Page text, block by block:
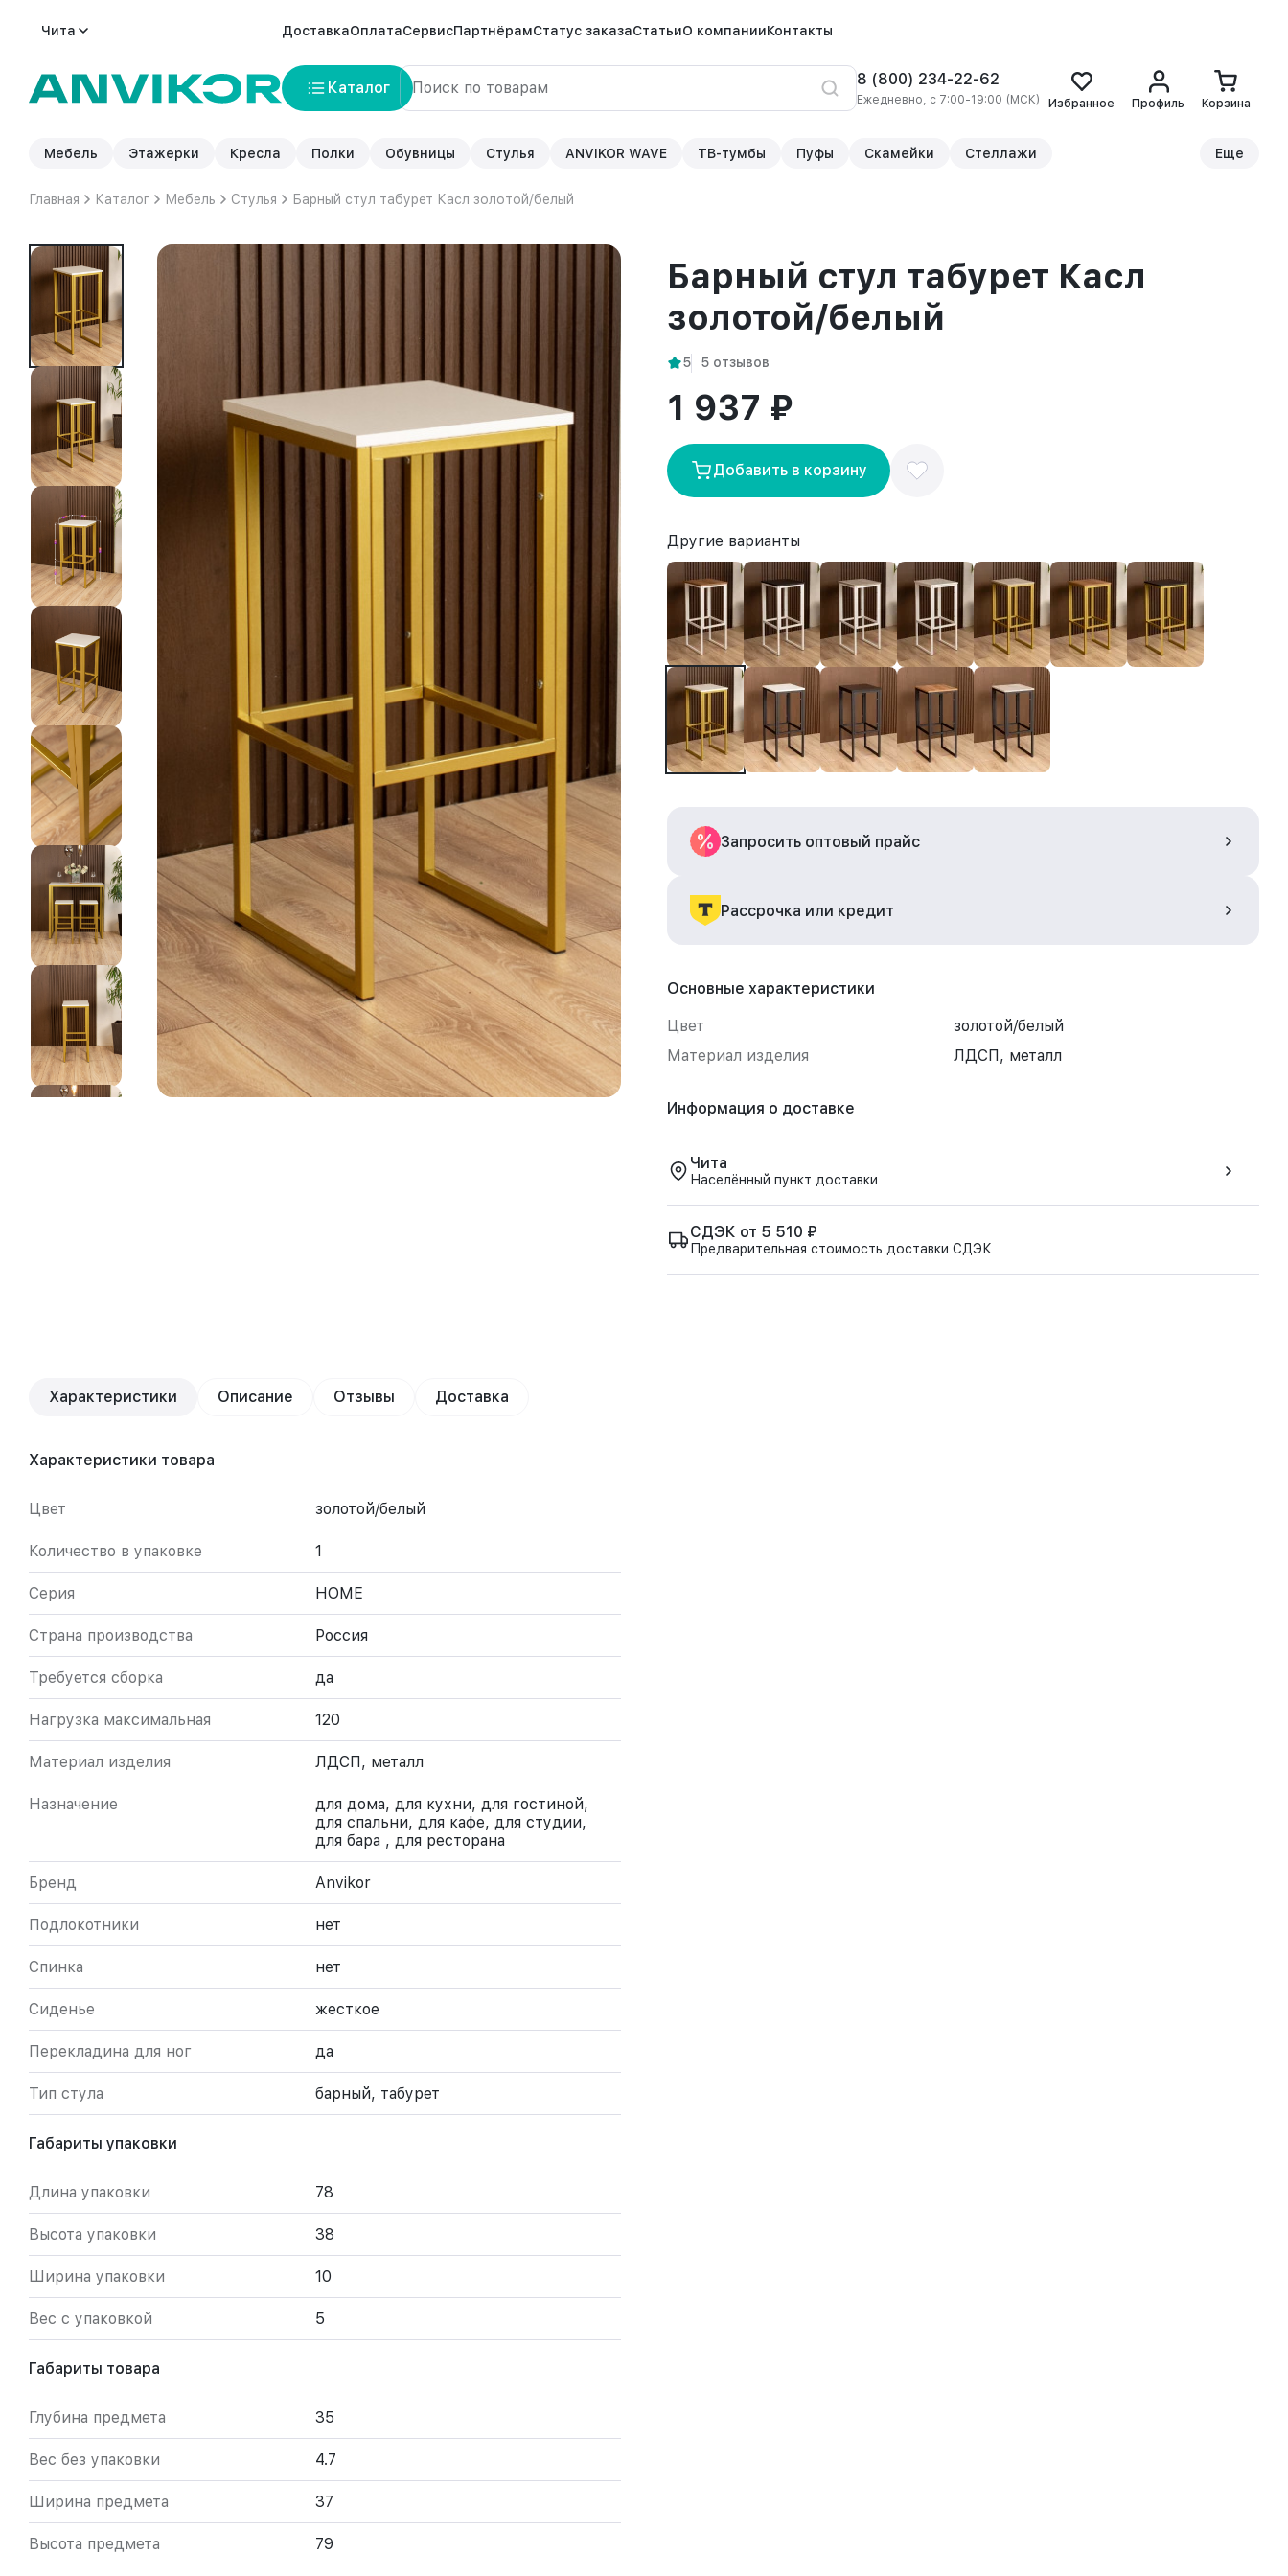
Чита ДоставкаОплатаСервисПартнёрамСтатус заказаСтатьиО компанииКонтакты
Каталог 8 (800) 234-22-62
Ежедневно, с 7:00-19:00 (МСК) Избранное Профиль Корзина
Мебель Этажерки Кресла Полки Обувницы Стулья ANVIKOR WAVE ТВ-тумбы Пуфы Скамейки Стеллажи Еще
Главная Каталог Мебель Стулья Барный стул табурет Касл золотой/белый
Барный стул табурет Касл
золотой/белый
5 5 отзывов
1 937 ₽
Добавить в корзину
Другие варианты
Запросить оптовый прайс
Рассрочка или кредит
Основные характеристики
Цвет
золотой/белый
Материал изделия
ЛДСП, металл
Информация о доставке
Чита
Населённый пункт доставки
СДЭК от 5 510 ₽
Предварительная стоимость доставки СДЭК
Характеристики Описание Отзывы Доставка
Характеристики товара
Цвет золотой/белый
Количество в упаковке 1
Серия HOME
Страна производства Россия
Требуется сборка да
Нагрузка максимальная 120
Материал изделия ЛДСП, металл
Назначение
для дома, для кухни, для гостиной,
для спальни, для кафе, для студии,
для бара , для ресторана
Бренд Anvikor
Подлокотники нет
Спинка нет
Сиденье жесткое
Перекладина для ног да
Тип стула барный, табурет
Габариты упаковки
Длина упаковки 78
Высота упаковки 38
Ширина упаковки 10
Вес с упаковкой 5
Габариты товара
Глубина предмета 35
Вес без упаковки 4.7
Ширина предмета 37
Высота предмета 79